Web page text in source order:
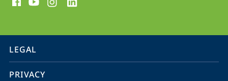
media
information
service
navigation
LEGAL
PRIVACY